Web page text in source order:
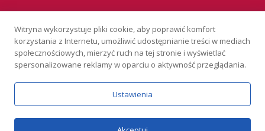
Facebook
KONTAKT REKLAMA POLITYKA PRYWATNOŚCI
Serwis wyłącznie dla osób powyżej 18 lat. Hazard może uzależniać.
Graj odpowiedzialnie.Szczegóły
Copyright © 2026 PSGonline.pl
Witryna wykorzystuje pliki cookie, aby poprawić komfort
korzystania z Internetu, umożliwić udostępnianie treści w mediach
społecznościowych, mierzyć ruch na tej stronie i wyświetlać
spersonalizowane reklamy w oparciu o aktywność przeglądania.
Ustawienia